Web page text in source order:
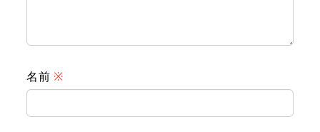
名前 ※